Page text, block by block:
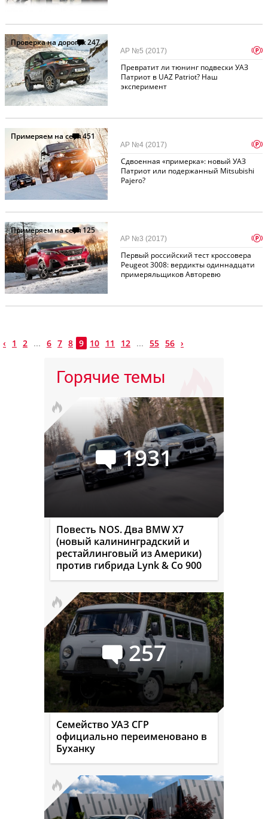
Проверка на дорогах247
Превратит ли тюнинг подвески УАЗ
Патриот в UAZ Patriot? Наш
эксперимент
АР №5 (2017) p
Примеряем на себя451
Сдвоенная «примерка»: новый УАЗ
Патриот или подержанный Mitsubishi
Pajero?
АР №4 (2017) p
Примеряем на себя125
Первый российский тест кроссовера
Peugeot 3008: вердикты одиннадцати
примеряльщиков Авторевю
АР №3 (2017) p
‹ 1 2 ... 6 7 8 9 10 11 12 ... 55 56 ›
Горячие темы
1931
Повесть NOS. Два BMW X7
(новый калининградский и
рестайлинговый из Америки)
против гибрида Lynk & Co 900
257
Семейство УАЗ СГР
официально переименовано в
Буханку